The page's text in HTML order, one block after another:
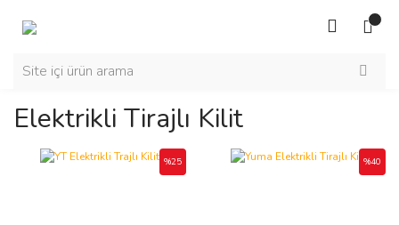
Elektrikli Tirajlı Kilit
%25 %40